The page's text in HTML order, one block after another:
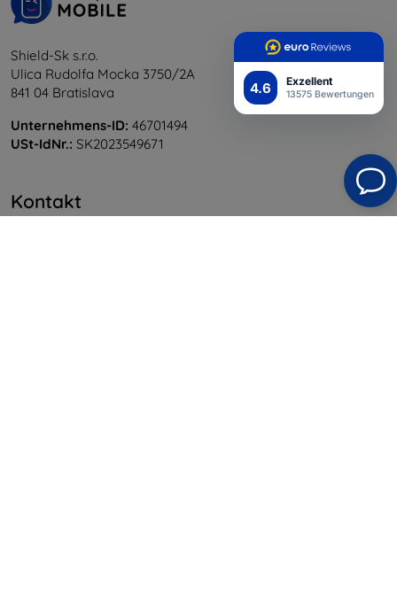
4.6 Exzellent
13575 Bewertungen
Shield-Sk s.r.o.
Ulica Rudolfa Mocka 3750/2A
841 04 Bratislava
Unternehmens-ID: 46701494
USt-IdNr.: SK2023549671
Kontakt